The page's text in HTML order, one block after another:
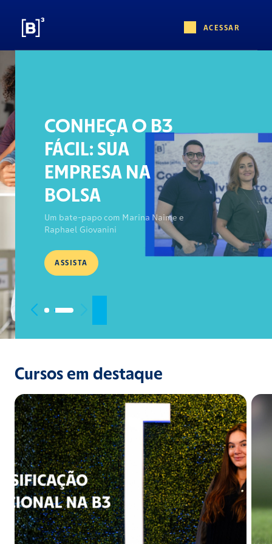
ACESSAR
CONHEÇA O B3
FÁCIL: SUA
EMPRESA NA
BOLSA
Um bate-papo com Marina Naime e
Raphael Giovanini
ASSISTA
Cursos em destaque